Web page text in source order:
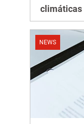
climáticas
NEWS